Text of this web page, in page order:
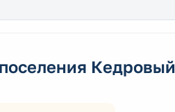
Кедровый